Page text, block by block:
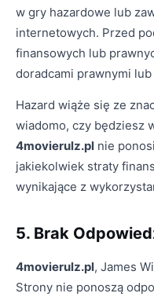
w gry hazardowe lub
internetowych. Przed
finansowych lub
doradcami prawnymi
Hazard wiąże się ze
wiadomo, czy będziesz
4movierulz.pl nie
jakiekolwiek straty
wynikające z
5. Brak
4movierulz.pl, James
Strony nie ponoszą